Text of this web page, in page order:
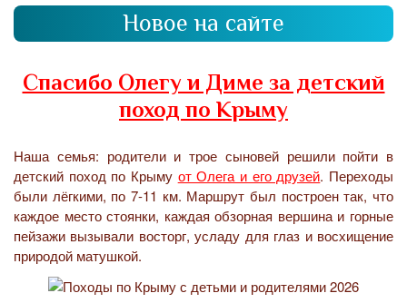
Новое на сайте
Спасибо Олегу и Диме за детский
поход по Крыму
Наша семья: родители и трое сыновей решили пойти в
детский поход по Крыму от Олега и его друзей. Переходы
были лёгкими, по 7-11 км. Маршрут был построен так, что
каждое место стоянки, каждая обзорная вершина и горные
пейзажи вызывали восторг, усладу для глаз и восхищение
природой матушкой.